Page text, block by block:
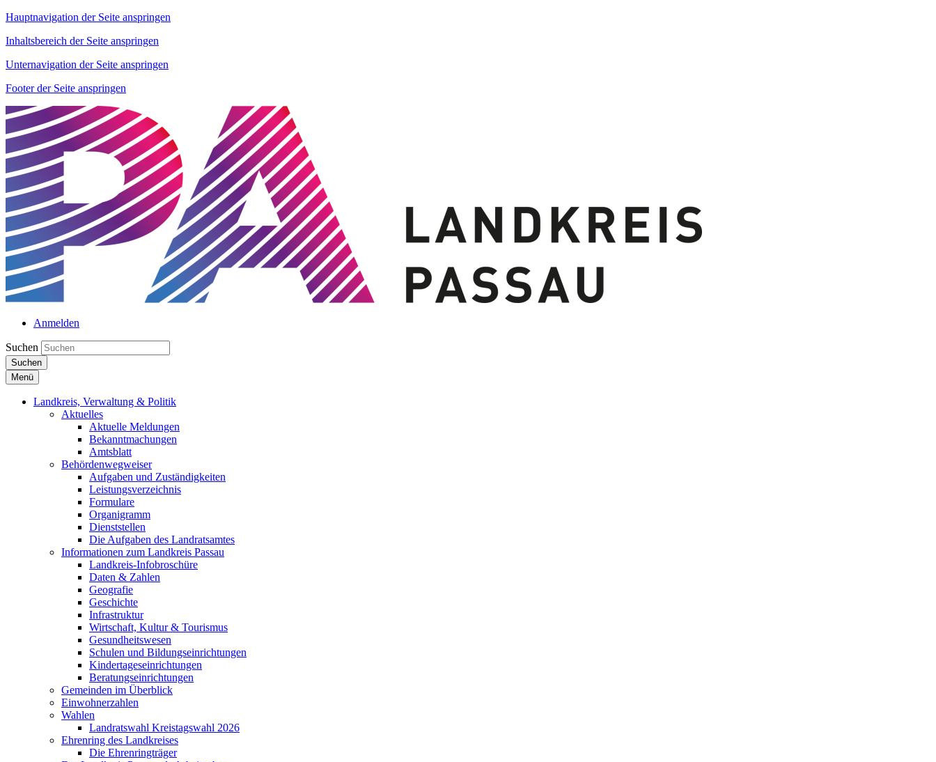
Hauptnavigation der Seite anspringen
Inhaltsbereich der Seite anspringen
Unternavigation der Seite anspringen
Footer der Seite anspringen
Anmelden
Suchen
Suchen
Menü
Landkreis, Verwaltung & Politik
Aktuelles
Aktuelle Meldungen
Bekanntmachungen
Amtsblatt
Behördenwegweiser
Aufgaben und Zuständigkeiten
Leistungsverzeichnis
Formulare
Organigramm
Dienststellen
Die Aufgaben des Landratsamtes
Informationen zum Landkreis Passau
Landkreis-Infobroschüre
Daten & Zahlen
Geografie
Geschichte
Infrastruktur
Wirtschaft, Kultur & Tourismus
Gesundheitswesen
Schulen und Bildungseinrichtungen
Kindertageseinrichtungen
Beratungseinrichtungen
Gemeinden im Überblick
Einwohnerzahlen
Wahlen
Landratswahl Kreistagswahl 2026
Ehrenring des Landkreises
Die Ehrenringträger